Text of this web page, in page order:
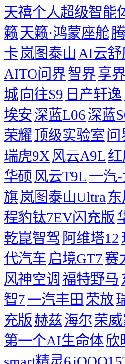
天禧个人超级智能
籁 天籁·鸿蒙座舱
卡 岚图泰山 AI云舒
AITO问界智界享界
城向往S9 日产轩逸
埃安深蓝L06深蓝
荣耀顶级实验室 问
瑞虎9X 风云A9L
华硕 风云T9L 一汽
旗 岚图泰山Ultra
程豹钛7EV闪充版
乾崑智驾 阿维塔12
代汽车 启境GT7赛
风神空调 福特野马
智7一汽丰田 荣放
充版赫兹海尔荣
第一个AI生命体欣
smart精灵6